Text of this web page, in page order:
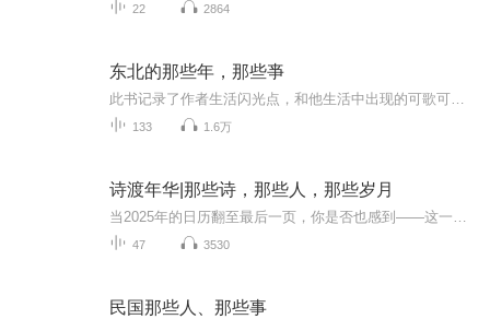
22 2864
东北的那些年，那些亊
133 1.6万
诗渡年华|那些诗，那些人，那些岁月
47 3530
民国那些人、那些事